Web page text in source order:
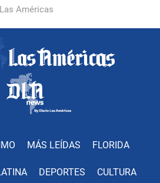
Américas
MÁS LEÍDAS FLORIDA
DEPORTES CULTURA